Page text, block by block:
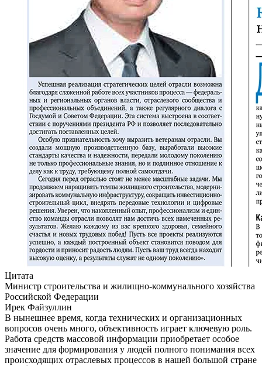
Цитата
Министр строительства и жилищно-коммунального хозяйства
Российской Федерации
Ирек Файзуллин
В нынешнее время, когда технических и организационных
вопросов очень много, объективность играет ключевую роль.
Работа средств массовой информации приобретает особое
значение для формирования у людей полного понимания всех
происходящих отраслевых процессов в нашей большой стране